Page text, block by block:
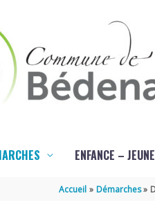
ENFANCE –
Accueil Démarches